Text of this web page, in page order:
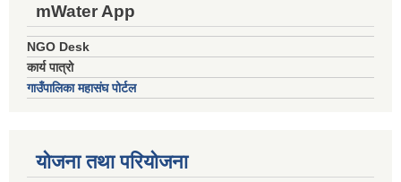
mWater App
NGO Desk
कार्य पात्रो
गाउँपालिका महासंघ पोर्टल
योजना तथा परियोजना